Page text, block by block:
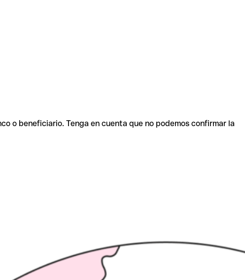
o beneficiario. Tenga en cuenta que no podemos confirmar la